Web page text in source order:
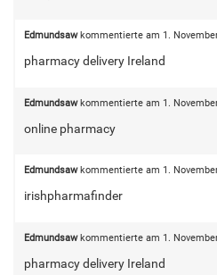
Edmundsawkommentierte am 1.
pharmacy delivery Ireland
Edmundsawkommentierte am 1.
online pharmacy
Edmundsawkommentierte am 1.
irishpharmafinder
Edmundsawkommentierte am 1.
pharmacy delivery Ireland